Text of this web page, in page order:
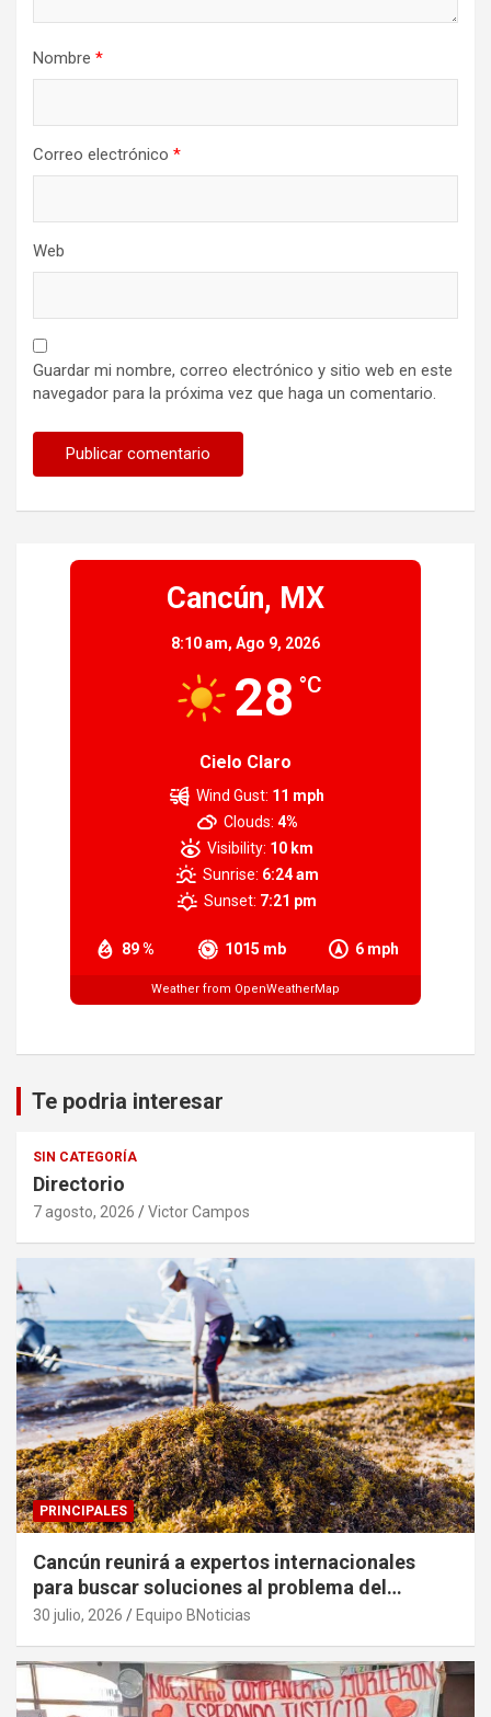
Nombre *
Correo electrónico *
Web
Guardar mi nombre, correo electrónico y sitio web en este
navegador para la próxima vez que haga un comentario.
Cancún, MX
8:10 am, Ago 9, 2026
28 °C
Cielo Claro
89 % 1015 mb 6 mph
Wind Gust: 11 mph
Clouds: 4%
Visibility: 10 km
Sunrise: 6:24 am
Sunset: 7:21 pm
Weather from OpenWeatherMap
Te podria interesar
SIN CATEGORÍA
Directorio
7 agosto, 2026 Victor Campos
PRINCIPALES
Cancún reunirá a expertos internacionales
para buscar soluciones al problema del
sargazo
30 julio, 2026 Equipo BNoticias